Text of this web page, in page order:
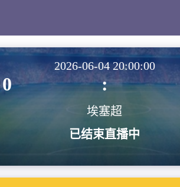
2026-06-04 20:00:00
0 :
埃塞超
已结束直播中